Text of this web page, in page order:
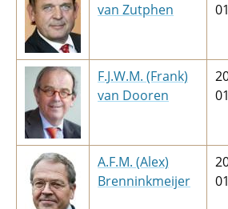
van Zutphen
01
F.J.W.M. (Frank)
van Dooren
01
A.F.M. (Alex)
Brenninkmeijer
01